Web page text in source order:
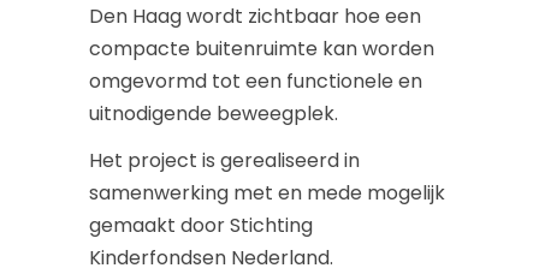
Den Haag wordt zichtbaar hoe een
compacte buitenruimte kan worden
omgevormd tot een functionele en
uitnodigende beweegplek.
Het project is gerealiseerd in
samenwerking met en mede mogelijk
gemaakt door Stichting
Kinderfondsen Nederland.